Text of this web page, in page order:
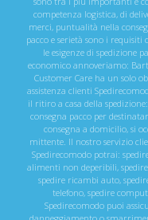
competenza logistica, di
merci, puntualità nella
pacco e serietà sono i requisiti
le esigenze di spedizione
economico annoveriamo:
Customer Care ha un solo
assistenza clienti
il ritiro a casa della
consegna pacco per
consegna a domicilio, si
mittente. Il nostro servizio
Spedirecomodo potrai:
alimenti non deperibili,
spedire ricambi auto,
telefono, spedire
Spedirecomodo puoi